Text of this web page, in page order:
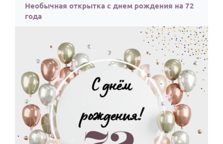
Необычная открытка с днем рождения на 72
года